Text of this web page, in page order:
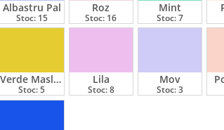
Albastru Pal
Stoc: 15
Roz
Stoc: 16
Mint
Stoc:7
Verde Maslina
Stoc:5
Lila
Stoc:8
Mov
Stoc:3